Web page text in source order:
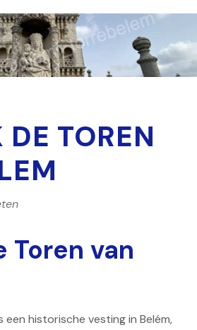
DE TOREN
Toren van
een historische vesting in Belém,